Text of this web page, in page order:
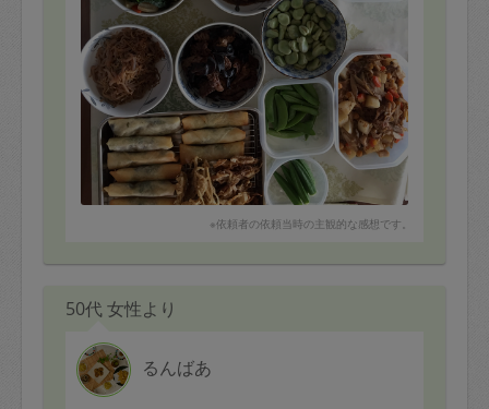
※依頼者の依頼当時の主観的な感想です。
50代 女性より
るんばあ